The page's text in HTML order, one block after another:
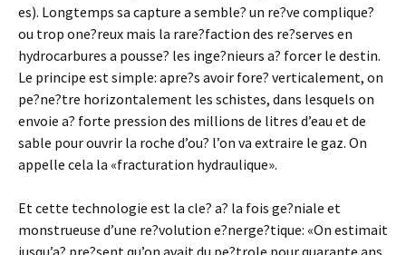
es). Longtemps sa capture a semble? un re?ve complique?
ou trop one?reux mais la rare?faction des re?serves en
hydrocarbures a pousse? les inge?nieurs a? forcer le destin.
Le principe est simple: apre?s avoir fore? verticalement, on
pe?ne?tre horizontalement les schistes, dans lesquels on
envoie a? forte pression des millions de litres d’eau et de
sable pour ouvrir la roche d’ou? l’on va extraire le gaz. On
appelle cela la «fracturation hydraulique».
Et cette technologie est la cle? a? la fois ge?niale et
monstrueuse d’une re?volution e?nerge?tique: «On estimait
jusqu’a? pre?sent qu’on avait du pe?trole pour quarante ans